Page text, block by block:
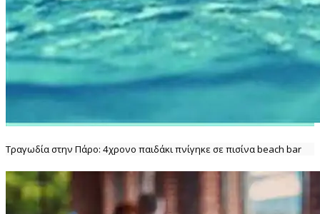
Τραγωδία στην Πάρο: 4χρονο παιδάκι πνίγηκε σε πισίνα beach bar